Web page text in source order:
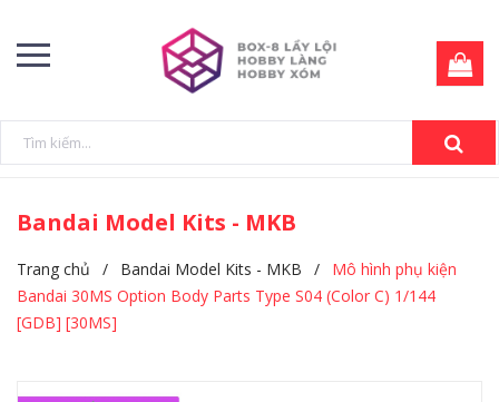
Bandai Model Kits - MKB
Trang chủ / Bandai Model Kits - MKB /
Mô hình phụ kiện
Bandai 30MS Option Body Parts Type S04 (Color C) 1/144
[GDB] [30MS]